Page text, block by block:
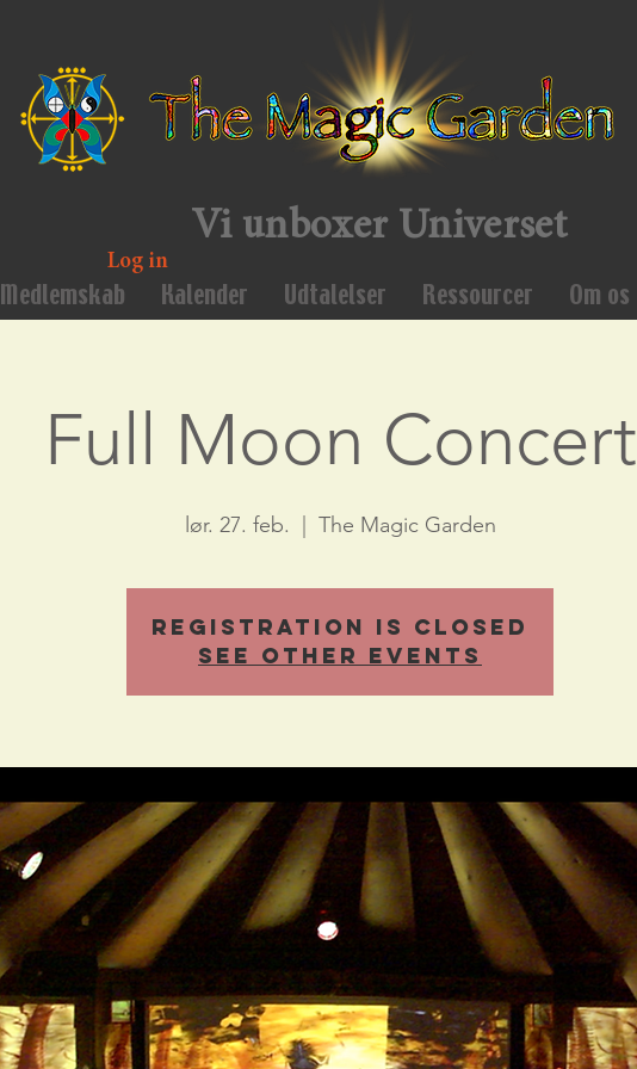
Vi unboxer Universet
Log in
Medlemskab Kalender Udtalelser Ressourcer Om os
Full Moon Concert
lør. 27. feb.
  |
The Magic Garden
Registration is Closed
See other events